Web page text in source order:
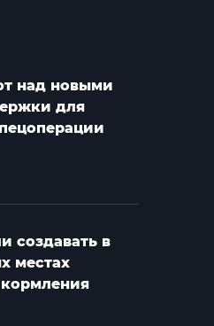
над новыми
для
создавать в
местах